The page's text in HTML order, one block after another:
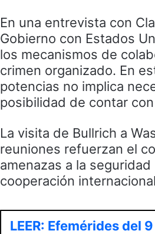
En una entrevista con
Gobierno con Estados
los mecanismos de
crimen organizado. En
potencias no implica
posibilidad de contar
La visita de Bullrich a
reuniones refuerzan el
amenazas a la
cooperación
LEER: Efemérides del